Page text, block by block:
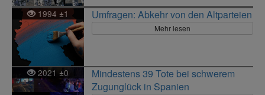
1994 ±1 Umfragen: Abkehr von den Altparteien
Mehr lesen
2021 ±0
Mindestens 39 Tote bei schwerem
Zugunglück in Spanien